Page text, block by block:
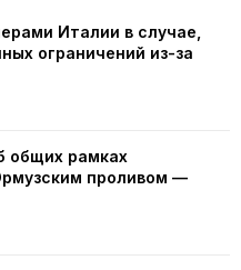
Италии в случае,
ограничений из-за
общих рамках
проливом —